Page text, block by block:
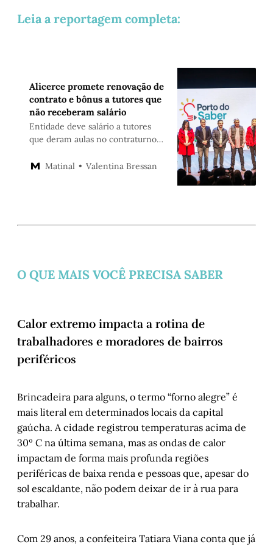
Leia a reportagem completa:
Alicerce promete renovação de
contrato e bônus a tutores que
não receberam salário
Entidade deve salário a tutores
que deram aulas no contraturno
foi alvo de auditoria do TCE
Matinal Valentina Bressan
O QUE MAIS VOCÊ PRECISA SABER
Calor extremo impacta a rotina de
trabalhadores e moradores de bairros
periféricos
Brincadeira para alguns, o termo “forno alegre” é
mais literal em determinados locais da capital
gaúcha. A cidade registrou temperaturas acima de
30º C na última semana, mas as ondas de calor
impactam de forma mais profunda regiões
periféricas de baixa renda e pessoas que, apesar do
sol escaldante, não podem deixar de ir à rua para
trabalhar.
Com 29 anos, a confeiteira Tatiara Viana conta que já